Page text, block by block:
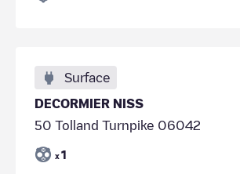
Surface
DECORMIER NISS
50 Tolland Turnpike 06042
x 1